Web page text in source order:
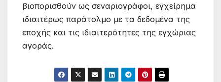
βιοπορισθούν ως σεναριογράφοι, εγχείρημα
ιδιαιτέρως παράτολμο με τα δεδομένα της
εποχής και τις ιδιαιτερότητες της εγχώριας
αγοράς.